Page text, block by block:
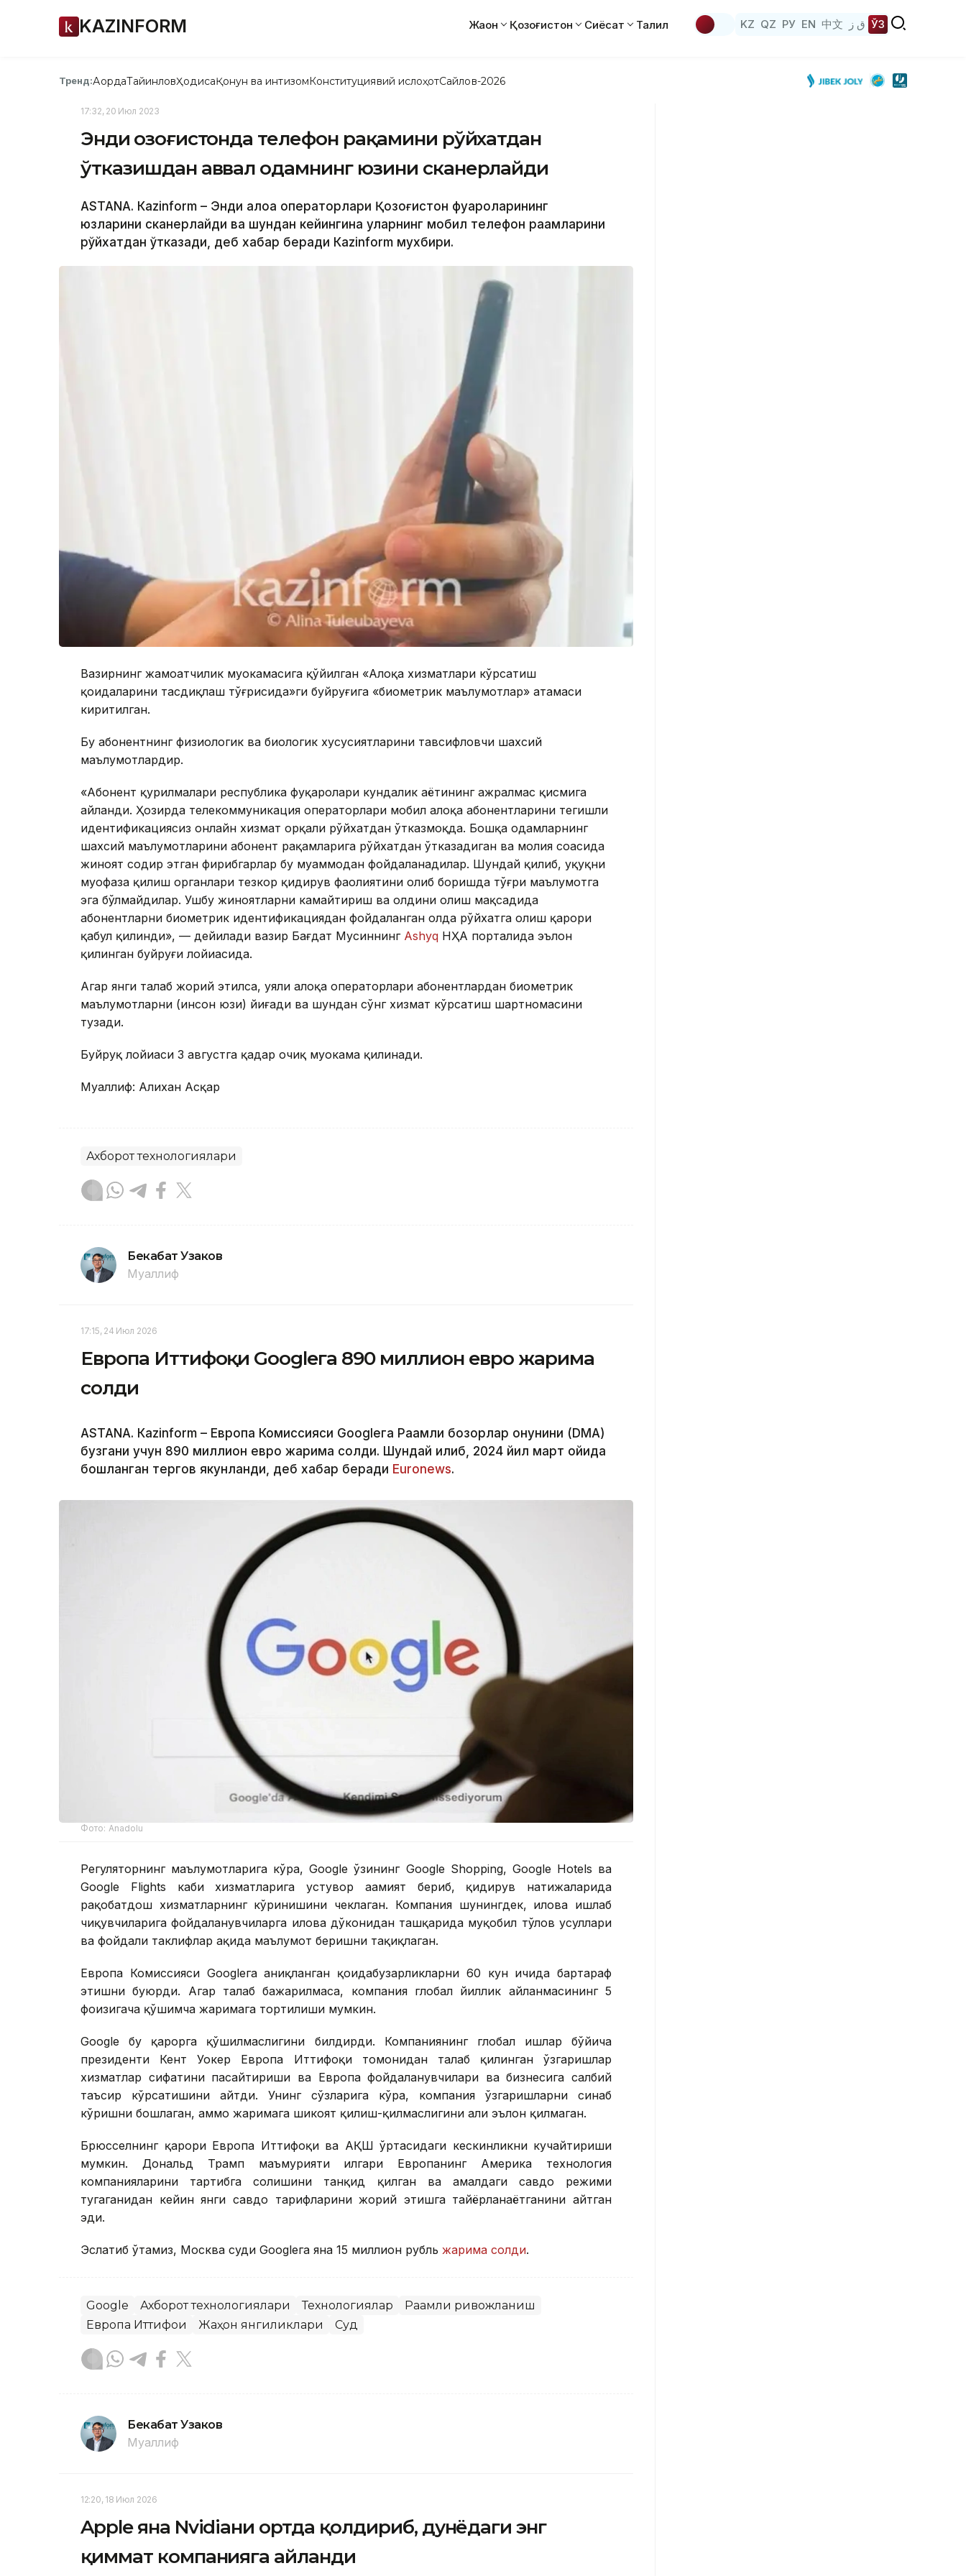
KAZINFORM Жаҳон Қозоғистон Сиёсат Таҳлил KZ QZ РУ EN 中文 ق ز ЎЗ
Тренд:АқордаТайинловҲодисаҚонун ва интизомКонституциявий ислоҳотСайлов-2026
17:32, 20 Июл 2023
Энди Қозоғистонда телефон рақамини рўйхатдан
ўтказишдан аввал одамнинг юзини сканерлайди
ASTANА. Каzinform – Энди алоқа операторлари Қозоғистон фуқароларининг
юзларини сканерлайди ва шундан кейингина уларнинг мобил телефон рақамларини
рўйхатдан ўтказади, деб хабар беради Кazinform мухбири.
Вазирнинг жамоатчилик муҳокамасига қўйилган «Алоқа хизматлари кўрсатиш
қоидаларини тасдиқлаш тўғрисида»ги буйруғига «биометрик маълумотлар» атамаси
киритилган.
Бу абонентнинг физиологик ва биологик хусусиятларини тавсифловчи шахсий
маълумотлардир.
«Абонент қурилмалари республика фуқаролари кундалик ҳаётининг ажралмас қисмига
айланди. Ҳозирда телекоммуникация операторлари мобил алоқа абонентларини тегишли
идентификациясиз онлайн хизмат орқали рўйхатдан ўтказмоқда. Бошқа одамларнинг
шахсий маълумотларини абонент рақамларига рўйхатдан ўтказадиган ва молия соҳасида
жиноят содир этган фирибгарлар бу муаммодан фойдаланадилар. Шундай қилиб, ҳуқуқни
муҳофаза қилиш органлари тезкор қидирув фаолиятини олиб боришда тўғри маълумотга
эга бўлмайдилар. Ушбу жиноятларни камайтириш ва олдини олиш мақсадида
абонентларни биометрик идентификациядан фойдаланган ҳолда рўйхатга олиш қарори
қабул қилинди», — дейилади вазир Бағдат Мусиннинг Ashyq НҲА порталида эълон
қилинган буйруғи лойиҳасида.
Агар янги талаб жорий этилса, уяли алоқа операторлари абонентлардан биометрик
маълумотларни (инсон юзи) йиғади ва шундан сўнг хизмат кўрсатиш шартномасини
тузади.
Буйруқ лойиҳаси 3 августга қадар очиқ муҳокама қилинади.
Муаллиф: Алихан Асқар
Ахборот технологиялари
Бекабат Узаков
Муаллиф
17:15, 24 Июл 2026
Европа Иттифоқи Googleга 890 миллион евро жарима
солди
ASTANА. Кazinform – Европа Комиссияси Googleга Рақамли бозорлар қонунини (DMA)
бузгани учун 890 миллион евро жарима солди. Шундай қилиб, 2024 йил март ойида
бошланган тергов якунланди, деб хабар беради Euronews.
Фото: Аnadolu
Регуляторнинг маълумотларига кўра, Google ўзининг Google Shopping, Google Hotels ва
Google Flights каби хизматларига устувор аҳамият бериб, қидирув натижаларида
рақобатдош хизматларнинг кўринишини чеклаган. Компания шунингдек, илова ишлаб
чиқувчиларига фойдаланувчиларга илова дўконидан ташқарида муқобил тўлов усуллари
ва фойдали таклифлар ҳақида маълумот беришни тақиқлаган.
Европа Комиссияси Googleга аниқланган қоидабузарликларни 60 кун ичида бартараф
этишни буюрди. Агар талаб бажарилмаса, компания глобал йиллик айланмасининг 5
фоизигача қўшимча жаримага тортилиши мумкин.
Google бу қарорга қўшилмаслигини билдирди. Компаниянинг глобал ишлар бўйича
президенти Кент Уокер Европа Иттифоқи томонидан талаб қилинган ўзгаришлар
хизматлар сифатини пасайтириши ва Европа фойдаланувчилари ва бизнесига салбий
таъсир кўрсатишини айтди. Унинг сўзларига кўра, компания ўзгаришларни синаб
кўришни бошлаган, аммо жаримага шикоят қилиш-қилмаслигини ҳали эълон қилмаган.
Брюсселнинг қарори Европа Иттифоқи ва АҚШ ўртасидаги кескинликни кучайтириши
мумкин. Дональд Трамп маъмурияти илгари Европанинг Америка технология
компанияларини тартибга солишини танқид қилган ва амалдаги савдо режими
тугаганидан кейин янги савдо тарифларини жорий этишга тайёрланаётганини айтган
эди.
Эслатиб ўтамиз, Москва суди Googleга яна 15 миллион рубль жарима солди.
Google Ахборот технологиялари Технологиялар
Рақамли ривожланиш
Европа Иттифоқи
Жаҳон янгиликлари Суд
Бекабат Узаков
Муаллиф
12:20, 18 Июл 2026
Apple яна Nvidiaни ортда қолдириб, дунёдаги энг
қиммат компанияга айланди